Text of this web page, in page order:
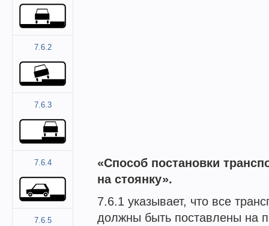
«Способ постановки
на стоянку».
7.6.1 указывает, что все
должны быть поставлены на
7.6.2
7.6.3
7.6.4
7.6.5